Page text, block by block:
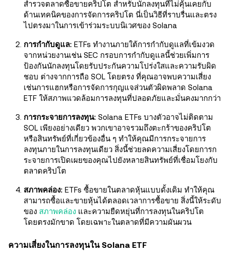
สำรวจตลาดซื้อขายคริปโต สำหรับนักลงทุนที่ไม่คุ้นเคยกับ
ด้านเทคนิคของการจัดการคริปโต นี่เป็นวิธีที่ราบรื่นและตรง
ไปตรงมาในการเข้าร่วมระบบนิเวศของ Solana
การกำกับดูแล: ETFs ทำงานภายใต้การกำกับดูแลที่เข้มงวด
จากหน่วยงานเช่น SEC กรอบการกำกับดูแลนี้ช่วยเพิ่มการ
ป้องกันนักลงทุนโดยรับประกันความโปร่งใสและความรับผิด
ชอบ ต่างจากการถือ SOL โดยตรง ที่คุณอาจพบความเสี่ยง
เช่นการแฮกหรือการจัดการกุญแจส่วนตัวผิดพลาด Solana
ETF ให้สภาพแวดล้อมการลงทุนที่ปลอดภัยและมั่นคงมากกว่า
การกระจายการลงทุน: Solana ETFs บางตัวอาจไม่ติดตาม
SOL เพียงอย่างเดียว พวกเขาอาจรวมถึงตะกร้าของคริปโต
หรือสินทรัพย์ที่เกี่ยวข้องอื่น ๆ ทำให้คุณมีการกระจายการ
ลงทุนภายในการลงทุนเดียว สิ่งนี้ช่วยลดความเสี่ยงโดยการก
ระจายการเปิดเผยของคุณไปยังหลายสินทรัพย์ที่เชื่อมโยงกับ
ตลาดคริปโต
สภาพคล่อง: ETFs ซื้อขายในตลาดหุ้นแบบดั้งเดิม ทำให้คุณ
สามารถซื้อและขายหุ้นได้ตลอดเวลาการซื้อขาย สิ่งนี้ให้ระดับ
ของ สภาพคล่อง และความยืดหยุ่นที่การลงทุนในคริปโต
โดยตรงมักขาด โดยเฉพาะในตลาดที่มีความผันผวน
ความเสี่ยงในการลงทุนใน Solana ETF